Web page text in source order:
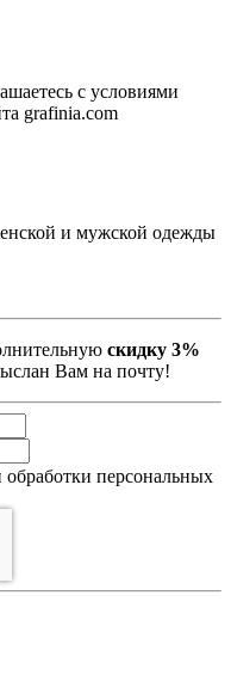
с условиями
grafinia.com
и мужской одежды
скидку 3%
Вам на почту!
персональных